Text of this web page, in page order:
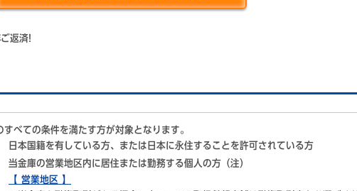
返済!
すべての条件を満たす方が対象となります。
日本国籍を有している方、または日本に永住することを許可されている方
当金庫の営業地区内に居住または勤務する個人の方（注）
【 営業地区 】